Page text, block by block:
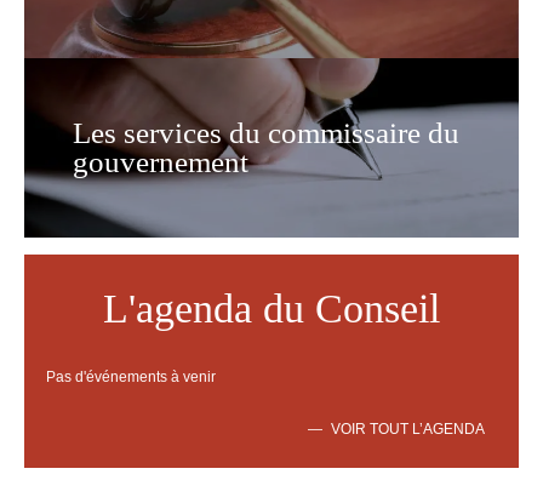
Les services du commissaire du
gouvernement
L'agenda du Conseil
Pas d'événements à venir
VOIR TOUT L’AGENDA